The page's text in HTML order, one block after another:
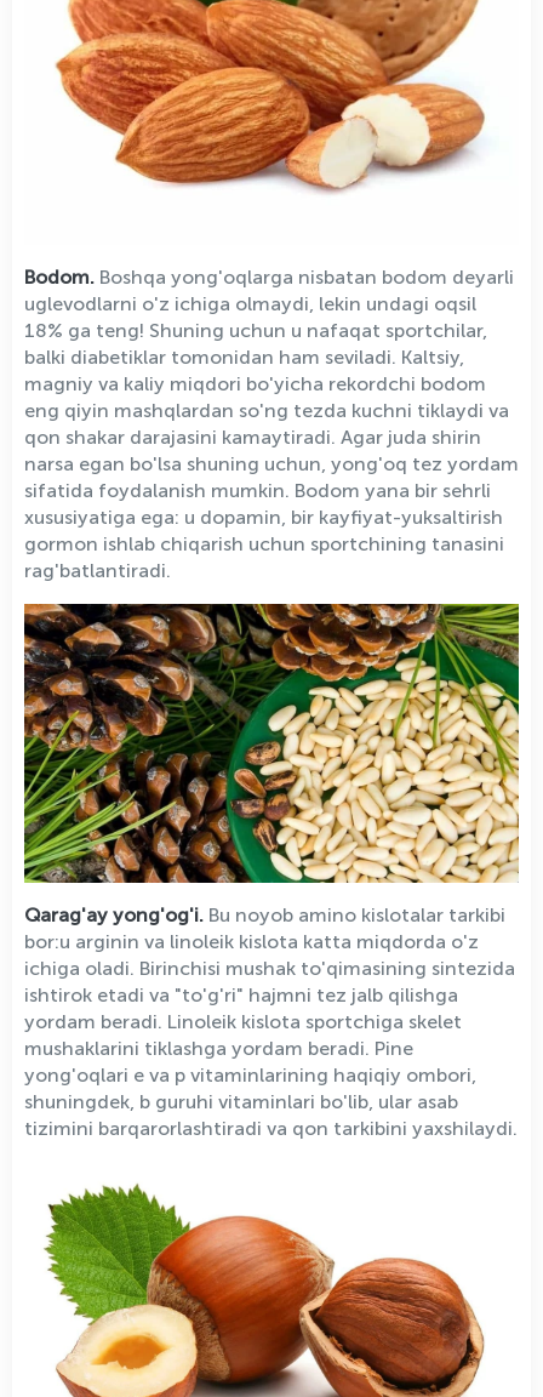
Bodom. Boshqa yong'oqlarga nisbatan bodom deyarli
uglevodlarni o'z ichiga olmaydi, lekin undagi oqsil
18% ga teng! Shuning uchun u nafaqat sportchilar,
balki diabetiklar tomonidan ham seviladi. Kaltsiy,
magniy va kaliy miqdori bo'yicha rekordchi bodom
eng qiyin mashqlardan so'ng tezda kuchni tiklaydi va
qon shakar darajasini kamaytiradi. Agar juda shirin
narsa egan bo'lsa shuning uchun, yong'oq tez yordam
sifatida foydalanish mumkin. Bodom yana bir sehrli
xususiyatiga ega: u dopamin, bir kayfiyat-yuksaltirish
gormon ishlab chiqarish uchun sportchining tanasini
rag'batlantiradi.
Qarag'ay yong'og'i. Bu noyob amino kislotalar tarkibi
bor:u arginin va linoleik kislota katta miqdorda o'z
ichiga oladi. Birinchisi mushak to'qimasining sintezida
ishtirok etadi va "to'g'ri" hajmni tez jalb qilishga
yordam beradi. Linoleik kislota sportchiga skelet
mushaklarini tiklashga yordam beradi. Pine
yong'oqlari e va p vitaminlarining haqiqiy ombori,
shuningdek, b guruhi vitaminlari bo'lib, ular asab
tizimini barqarorlashtiradi va qon tarkibini yaxshilaydi.